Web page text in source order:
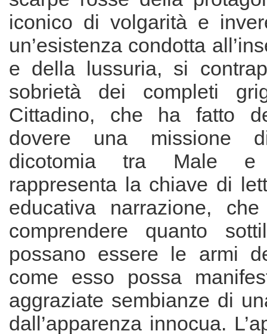
iconico di volgarità e
un’esistenza condotta
e della lussuria, si
sobrietà dei completi
Cittadino, che ha fatto
dovere una missione
dicotomia tra Male
rappresenta la chiave di
educativa narrazione,
comprendere quanto
possano essere le armi
come esso possa
aggraziate sembianze di
dall’apparenza innocua.